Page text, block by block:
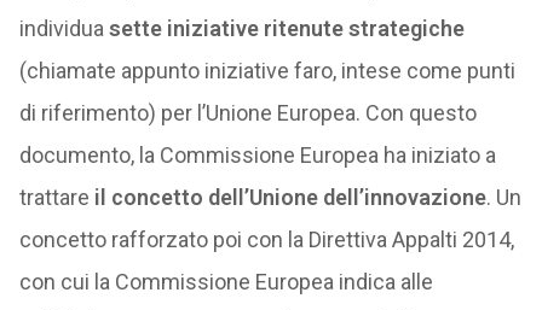
individua sette iniziative ritenute strategiche
(chiamate appunto iniziative faro, intese come punti
di riferimento) per l’Unione Europea. Con questo
documento, la Commissione Europea ha iniziato a
trattare il concetto dell’Unione dell’innovazione. Un
concetto rafforzato poi con la Direttiva Appalti 2014,
con cui la Commissione Europea indica alle